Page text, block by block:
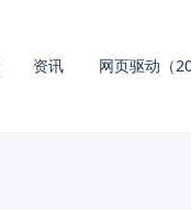
资讯 网页驱动（